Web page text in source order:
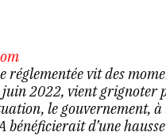
réglementée vit des
2022, vient grignoter
le gouvernement,
d’une